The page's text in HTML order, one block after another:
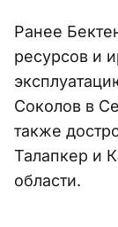
Ранее
ресурсов и
Соколов в
также
Талапкер и
области.